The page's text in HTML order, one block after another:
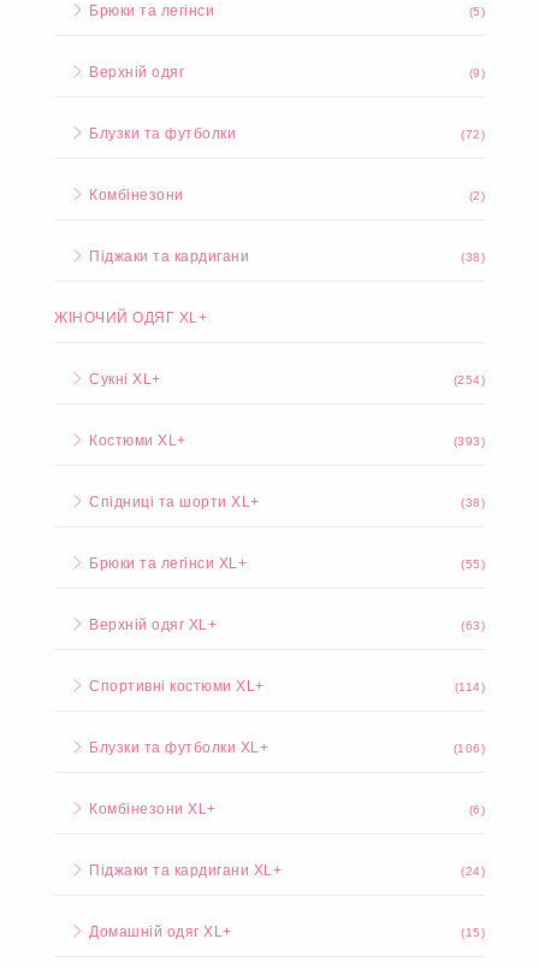
Брюки та легінси (5)
Верхній одяг (9)
Блузки та футболки (72)
Комбінезони (2)
Піджаки та кардигани (38)
ЖІНОЧИЙ ОДЯГ XL+
Сукні XL+ (254)
Костюми XL+ (393)
Спідниці та шорти XL+ (38)
Брюки та легінси XL+ (55)
Верхній одяг XL+ (63)
Спортивні костюми XL+ (114)
Блузки та футболки XL+ (106)
Комбінезони XL+ (6)
Піджаки та кардигани XL+ (24)
Домашній одяг XL+ (15)